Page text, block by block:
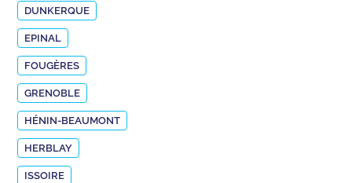
DUNKERQUE
EPINAL
FOUGÈRES
GRENOBLE
HÉNIN-BEAUMONT
HERBLAY
ISSOIRE